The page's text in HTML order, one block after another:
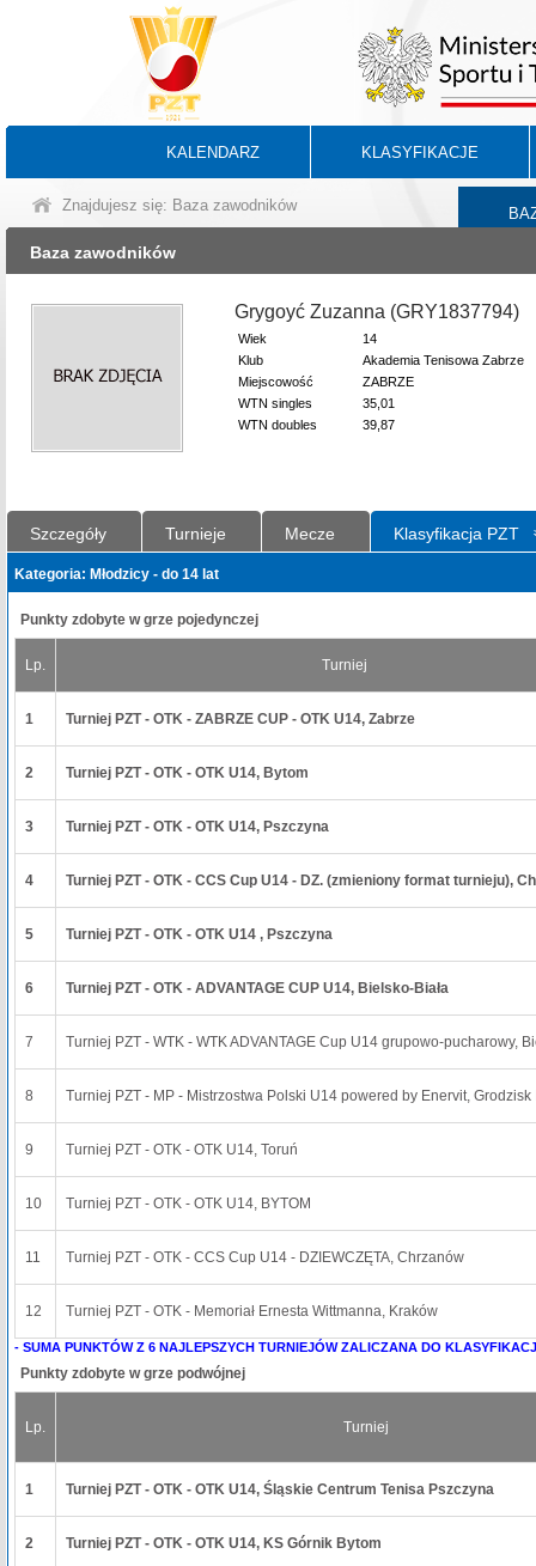
KALENDARZ KLASYFIKACJE
Znajdujesz się: Baza zawodników
Baza zawodników
Grygoyć Zuzanna (GRY1837794)
Wiek
14
Klub
Akademia Tenisowa Zabrze
Miejscowość
ZABRZE
WTN singles
35,01
WTN doubles
39,87
Szczegóły Turnieje Mecze Klasyfikacja PZT
Kategoria: Młodzicy - do 14 lat
Punkty zdobyte w grze pojedynczej
Lp. Turniej
1 Turniej PZT - OTK - ZABRZE CUP - OTK U14, Zabrze
2 Turniej PZT - OTK - OTK U14, Bytom
3 Turniej PZT - OTK - OTK U14, Pszczyna
4 Turniej PZT - OTK - CCS Cup U14 - DZ. (zmieniony format turnieju),
5 Turniej PZT - OTK - OTK U14 , Pszczyna
6 Turniej PZT - OTK - ADVANTAGE CUP U14, Bielsko-Biała
7 Turniej PZT - WTK - WTK ADVANTAGE Cup U14 grupowo-pucharowy,
8 Turniej PZT - MP - Mistrzostwa Polski U14 powered by Enervit,
9 Turniej PZT - OTK - OTK U14, Toruń
10 Turniej PZT - OTK - OTK U14, BYTOM
11 Turniej PZT - OTK - CCS Cup U14 - DZIEWCZĘTA, Chrzanów
12 Turniej PZT - OTK - Memoriał Ernesta Wittmanna, Kraków
- SUMA PUNKTÓW Z 6 NAJLEPSZYCH TURNIEJÓW ZALICZANA DO
Punkty zdobyte w grze podwójnej
Lp. Turniej
1 Turniej PZT - OTK - OTK U14, Śląskie Centrum Tenisa Pszczyna
2 Turniej PZT - OTK - OTK U14, KS Górnik Bytom